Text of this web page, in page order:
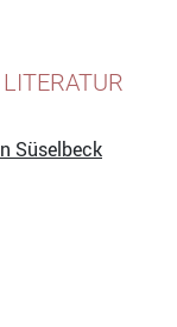
Süselbeck